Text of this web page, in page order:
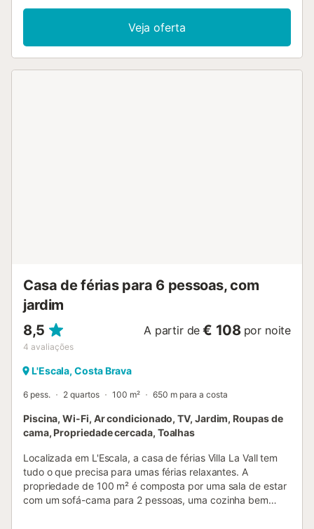
vitrocerâmica, torradeira, chaleira, microondas, máquina de
café eléctrica). Duche/WC, WC separado. Nenhuma opção
de aquecimento. Terraço grande. Móveis de terraço. Vista
esplêndida ao mar. O alojamento dispõe de: máquina de lavar
Veja oferta
Casa de férias para 6 pessoas, com
jardim
8,5
4 avaliações
A partir de € 108 por noite
L'Escala, Costa Brava
6 pess. 2 quartos 100 m² 650 m para a costa
Piscina, Wi-Fi, Ar condicionado, TV, Jardim, Roupas de
cama, Propriedade cercada, Toalhas
Localizada em L'Escala, a casa de férias Villa La Vall tem
tudo o que precisa para umas férias relaxantes. A
propriedade de 100 m² é composta por uma sala de estar
com um sofá-cama para 2 pessoas, uma cozinha bem